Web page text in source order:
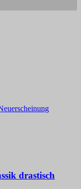
drastisch